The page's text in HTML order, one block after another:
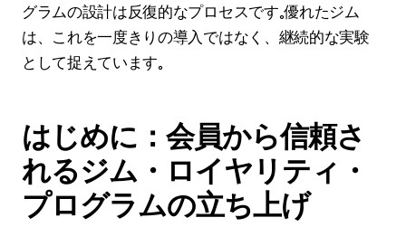
グラムの設計は反復的なプロセスです。優れたジム
は、これを一度きりの導入ではなく、継続的な実験
として捉えています。
はじめに：会員から信頼さ
れるジム・ロイヤリティ・
プログラムの立ち上げ